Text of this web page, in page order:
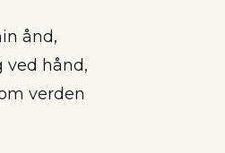
ånd,
ved hånd,
verden